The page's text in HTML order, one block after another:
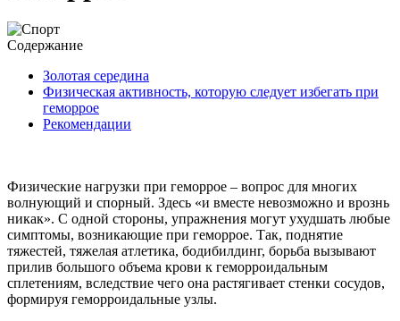
Содержание
Золотая середина
Физическая активность, которую следует избегать при
геморрое
Рекомендации
Физические нагрузки при геморрое – вопрос для многих
волнующий и спорный. Здесь «и вместе невозможно и врознь
никак». С одной стороны, упражнения могут ухудшать любые
симптомы, возникающие при геморрое. Так, поднятие
тяжестей, тяжелая атлетика, бодибилдинг, борьба вызывают
прилив большого объема крови к геморроидальным
сплетениям, вследствие чего она растягивает стенки сосудов,
формируя геморроидальные узлы.